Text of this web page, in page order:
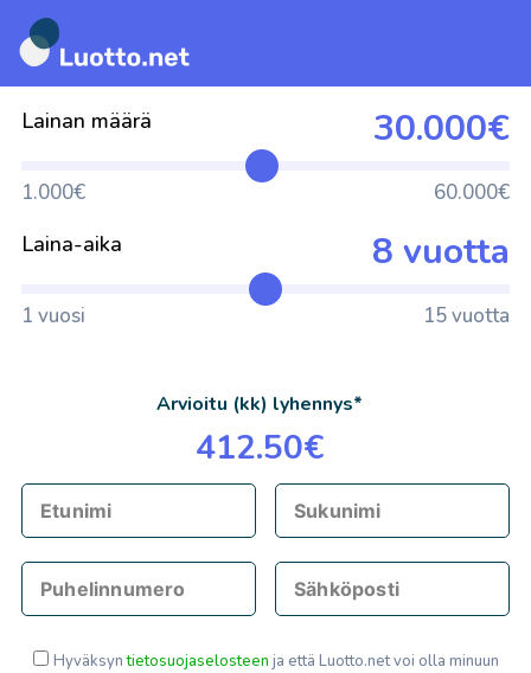
Siirry
suoraan
sisältöön
Lainan määrä 30.000€
1.000€ 60.000€
Laina-aika 8 vuotta
1 vuosi 15 vuotta
Arvioitu (kk) lyhennys*
412.50€
Hyväksyntietosuojaselosteen ja että Luotto.net voi olla minuun